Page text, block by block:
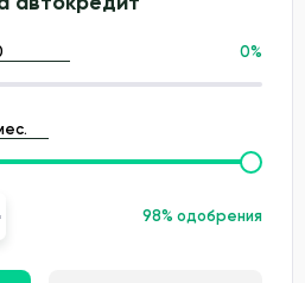
0%
98% одобрения